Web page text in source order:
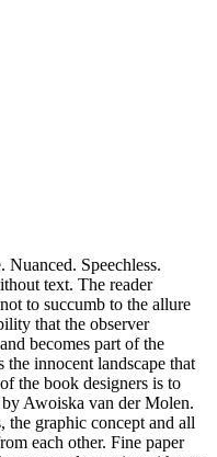
Nuanced. Speechless.
text. The reader
to succumb to the allure
that the observer
becomes part of the
the innocent landscape that
the book designers is to
Awoiska van der Molen.
the graphic concept and all
each other. Fine paper